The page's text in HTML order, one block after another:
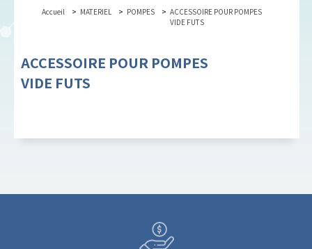
Accueil MATERIEL POMPES
ACCESSOIRE POUR POMPES
VIDE FUTS
ACCESSOIRE POUR POMPES
VIDE FUTS